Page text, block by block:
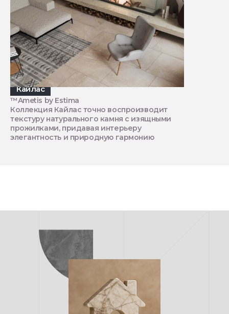
Кайлас
™Ametis by Estima
Коллекция Кайлас точно воспроизводит
текстуру натурального камня с изящными
прожилками, придавая интерьеру
элегантность и природную гармонию